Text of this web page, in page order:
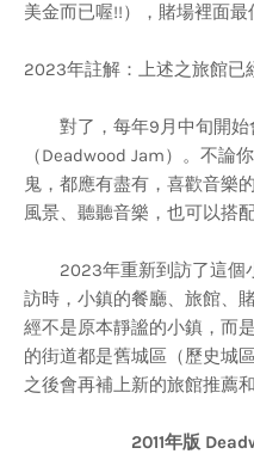
美金而已喔!!），賭場裡面最
2023年註解：上述之旅館已
對了，每年9月中旬開始
（Deadwood Jam）。不論
鬼，都應有盡有，喜歡音樂
風景、聽聽音樂，也可以搭
2023年重新到訪了這個小
訪時，小鎮的餐廳、旅館、
經不是原本靜謐的小鎮，而
的街道都是舊城區（歷史城
之後會再補上新的旅館推薦和
2011年版